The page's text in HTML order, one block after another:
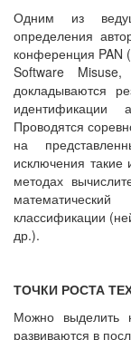
Одним из
определения
конференция PAN
Software Misuse,
докладываются
идентификации
Проводятся
на
исключения
методах
классификации
др.).
ТОЧКИ РОСТА
Можно выделить
развиваются в